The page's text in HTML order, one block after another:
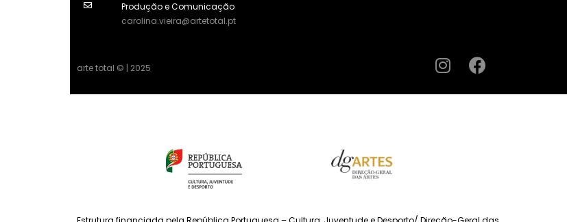
Produção e Comunicação
carolina.vieira@artetotal.pt
arte total © | 2025